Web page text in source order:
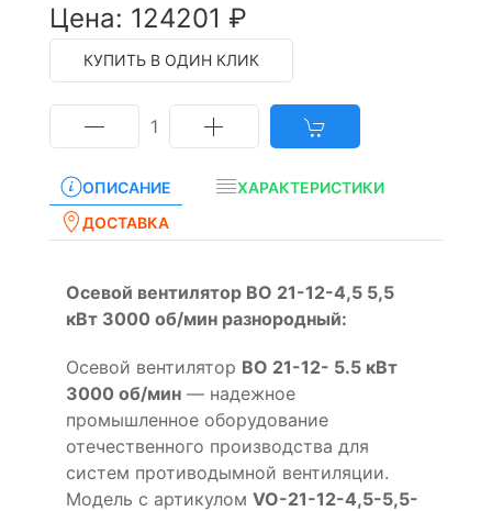
Цена: 124201 ₽
КУПИТЬ В ОДИН КЛИК
1
ОПИСАНИЕ
ХАРАКТЕРИСТИКИ
ДОСТАВКА
Осевой вентилятор ВО 21-12-4,5 5,5
кВт 3000 об/мин разнородный:
Осевой вентилятор ВО 21-12- 5.5 кВт
3000 об/мин — надежное
промышленное оборудование
отечественного производства для
систем противодымной вентиляции.
Модель с артикулом VO-21-12-4,5-5,5-